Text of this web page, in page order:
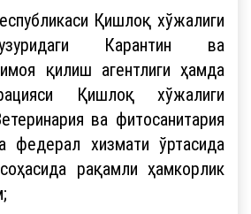
Қишлоқ хўжалиги
Карантин ва
қилиш агентлиги ҳамда
Қишлоқ хўжалиги
ва фитосанитария
федерал хизмати ўртасида
рақамли ҳамкорлик